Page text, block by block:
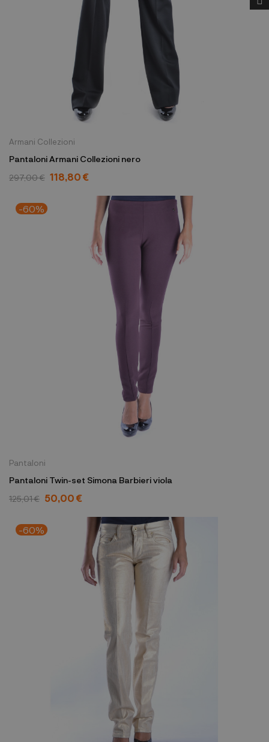
Armani Collezioni
Pantaloni Armani Collezioni nero
297,00 € 118,80 €
-60%
Pantaloni
Pantaloni Twin-set Simona Barbieri viola
125,01 € 50,00 €
-60%